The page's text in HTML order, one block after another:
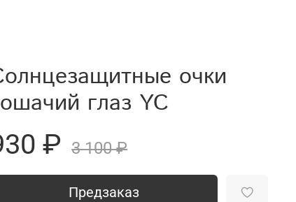
очки
глаз YC
₽ 3 100 ₽
Предзаказ